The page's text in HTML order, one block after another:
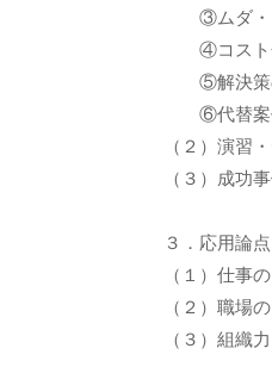
③ムダ・
④コスト
⑤解決策
⑥代替案
（２）演習
（３）成功
３．応用論点
（１）仕事
（２）職場
（３）組織